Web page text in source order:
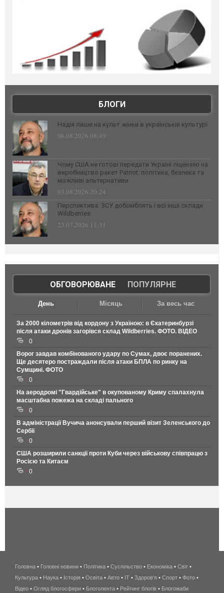
БЛОГИ
Надія лише на культ жінки в українській культурі
06.08.2026 08:49
Чому США не готові передати Україні ліцензію на
виробництво ракет Patriot: політика, безпека та
можливі альтернативи
03.08.2026 20:24
Перспектива: ЗСУ добомблять і всі інші склади
Wildberries
23.07.2026 11:31
ОБГОВОРЮВАНЕ| ПОПУЛЯРНЕ
День Місяць За весь час
За 2000 кілометрів від кордону з Україною: в Єкатеринбурзі
після атаки дронів загорівся склад Wildberries. ФОТО. ВІДЕО
0
Ворог завдав комбінованого удару по Сумах, двоє поранених.
Ще десятеро постраждали після атаки БПЛА по ринку на
Сумщині. ФОТО
0
На аеродромі "Гвардійське" в окупованому Криму спалахнула
масштабна пожежа на складі пального
0
В адміністрації Вучича анонсували перший візит Зеленського до
Сербії
0
США розширили санкції проти Куби через військову співпрацю з
Росією та Китаєм
0
беспроводной
интернет
киев
Головна • Головні новини • Політика • Суспільство • Економіка • Світ •
Культура • Наука • Історія • Освіта • Авто • IT • Здоров'я • Спорт • Фото •
Відео • Огляд блогосфери • Блоголента • Рейтинг блогів • Блогожаби